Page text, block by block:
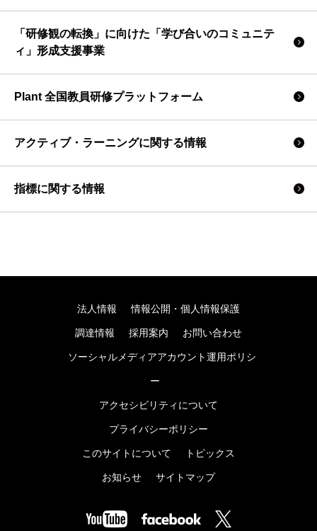
「研修観の転換」に向けた「学び合いのコミュニテ
ィ」形成支援事業
Plant 全国教員研修プラットフォーム
アクティブ・ラーニングに関する情報
指標に関する情報
法人情報 情報公開・個人情報保護
調達情報 採用案内 お問い合わせ
ソーシャルメディアアカウント運用ポリシ
ー
アクセシビリティについて
プライバシーポリシー
このサイトについて トピックス
お知らせ サイトマップ